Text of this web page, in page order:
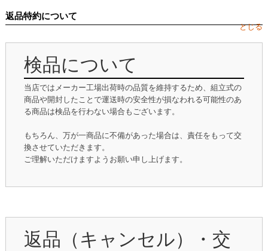
返品特約について
とじる
検品について
当店ではメーカー工場出荷時の品質を維持するため、組立式の
商品や開封したことで運送時の安全性が損なわれる可能性のあ
る商品は検品を行わない場合もございます。
もちろん、万が一商品に不備があった場合は、責任をもって交
換させていただきます。
ご理解いただけますようお願い申し上げます。
返品（キャンセル）・交